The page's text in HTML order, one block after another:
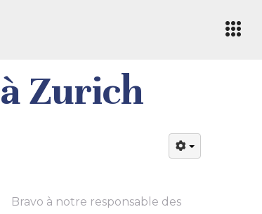
Zurich
Bravo à notre responsable des